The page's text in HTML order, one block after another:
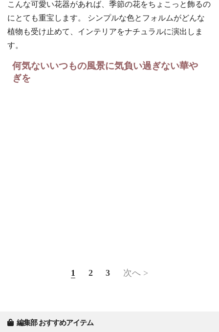
こんな可愛い花器があれば、季節の花をちょこっと飾るの
にとても重宝します。 シンプルな色とフォルムがどんな
植物も受け止めて、インテリアをナチュラルに演出しま
す。
何気ないいつもの風景に気負い過ぎない華や
ぎを
1 2 3 次へ >
編集部 おすすめアイテム